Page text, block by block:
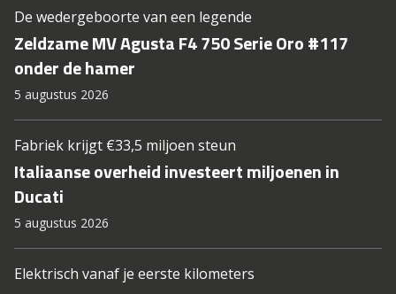
De wedergeboorte van een legende
Zeldzame MV Agusta F4 750 Serie Oro #117
onder de hamer
5 augustus 2026
Fabriek krijgt €33,5 miljoen steun
Italiaanse overheid investeert miljoenen in
Ducati
5 augustus 2026
Elektrisch vanaf je eerste kilometers